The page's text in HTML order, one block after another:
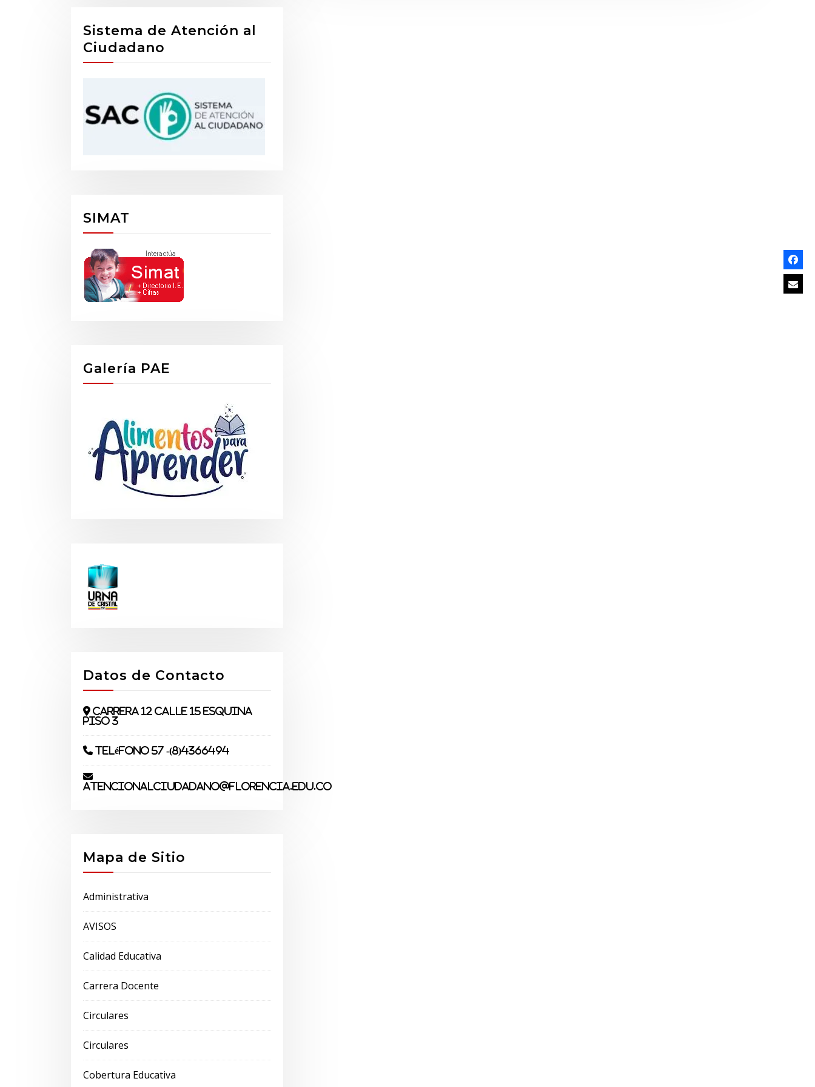
Sistema de Atención al
Ciudadano
SIMAT
Galería PAE
Datos de Contacto
Carrera 12 Calle 15 Esquina
piso 3
Teléfono 57 -(8)4366494
atencionalciudadano@florencia.edu.co
Mapa de Sitio
Administrativa
AVISOS
Calidad Educativa
Carrera Docente
Circulares
Circulares
Cobertura Educativa